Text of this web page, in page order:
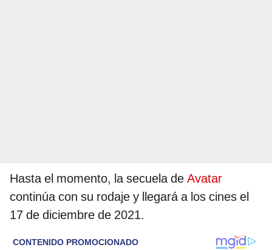
Hasta el momento, la secuela de Avatar
continúa con su rodaje y llegará a los cines el
17 de diciembre de 2021.